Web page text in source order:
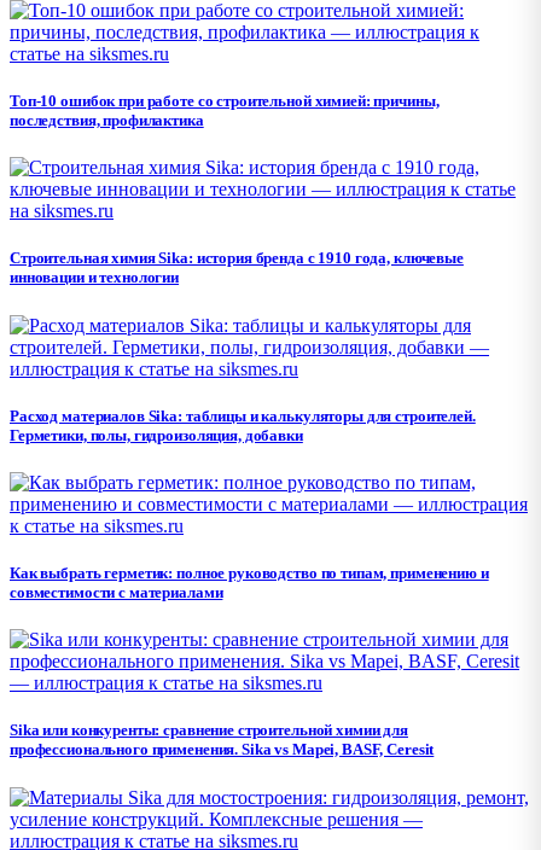
Топ-10 ошибок при работе со строительной химией: причины,
последствия, профилактика
Строительная химия Sika: история бренда с 1910 года, ключевые
инновации и технологии
Расход материалов Sika: таблицы и калькуляторы для строителей.
Герметики, полы, гидроизоляция, добавки
Как выбрать герметик: полное руководство по типам, применению и
совместимости с материалами
Sika или конкуренты: сравнение строительной химии для
профессионального применения. Sika vs Mapei, BASF, Ceresit